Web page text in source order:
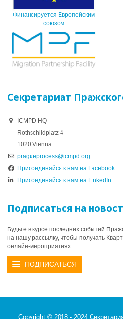
Финансируется Европейским
союзом
Секретариат
ICMPD HQ
Rothschildplatz 4
1020 Vienna
pragueprocess@icmpd.org
Присоединяйся к нам на Facebook
Присоединяйся к нам на LinkedIn
Подписаться на
Будьте в курсе последних событий
на нашу рассылку, чтобы получать
онлайн-мероприятиях.
ПОДПИСАТЬСЯ
Copyright © 2018 - 2024